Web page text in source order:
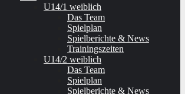
U14/1 weiblich
Das Team
Spielplan
Spielberichte & News
Trainingszeiten
U14/2 weiblich
Das Team
Spielplan
Spielberichte & News